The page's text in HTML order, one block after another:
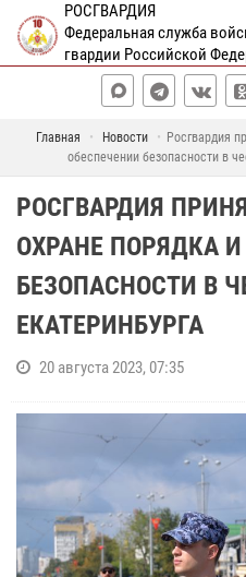
РОСГВАРДИЯ
Федеральная служба
гвардии Российской
Главная Новости
Росгвардия
обеспечении безопасности в
РОСГВАРДИЯ
ОХРАНЕ ПОРЯДКА
БЕЗОПАСНОСТИ В
ЕКАТЕРИНБУРГА
20 августа 2023, 07:35